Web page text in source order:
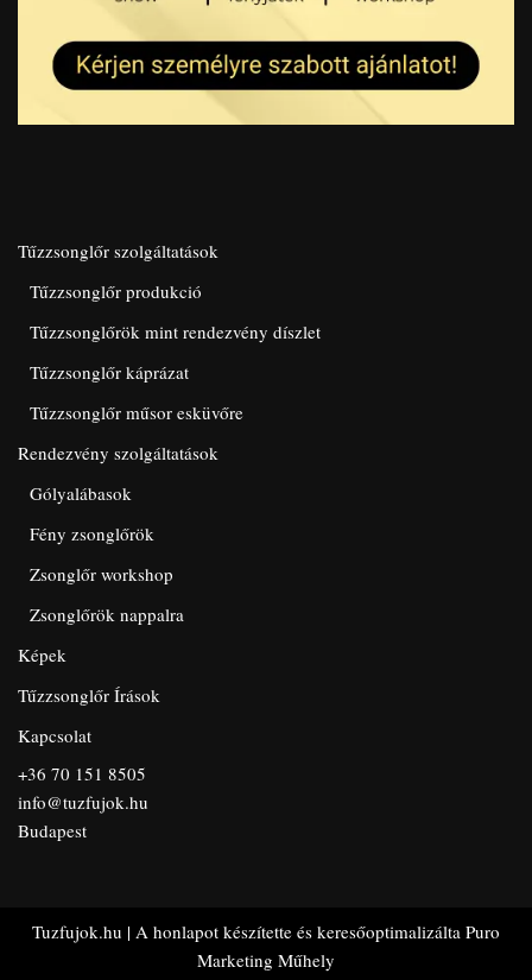
Tűzzsonglőr szolgáltatások
Tűzzsonglőr produkció
Tűzzsonglőrök mint rendezvény díszlet
Tűzzsonglőr káprázat
Tűzzsonglőr műsor esküvőre
Rendezvény szolgáltatások
Gólyalábasok
Fény zsonglőrök
Zsonglőr workshop
Zsonglőrök nappalra
Képek
Tűzzsonglőr Írások
Kapcsolat
+36 70 151 8505
info@tuzfujok.hu
Budapest
Tuzfujok.hu | A honlapot készítette és keresőoptimalizálta Puro
Marketing Műhely